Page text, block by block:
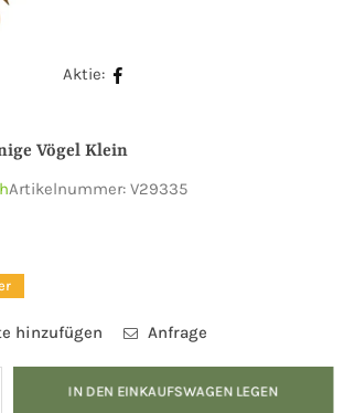
Aktie:
Vögel Klein
Artikelnummer: V29335
hinzufügen Anfrage
IN DEN EINKAUFSWAGEN LEGEN